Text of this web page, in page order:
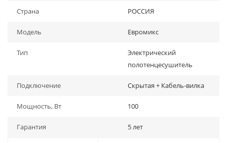
Страна РОССИЯ
Модель Евромикс
Тип
Электрический
полотенцесушитель
Подключение Скрытая + Кабель-вилка
Мощность, Вт 100
Гарантия 5 лет